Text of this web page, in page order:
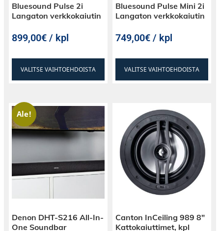
Bluesound Pulse 2i
Langaton verkkokaiutin
899,00€ / kpl
VALITSE VAIHTOEHDOISTA
Bluesound Pulse Mini 2i
Langaton verkkokaiutin
749,00€ / kpl
VALITSE VAIHTOEHDOISTA
Ale!
Denon DHT-S216 All-In-
One Soundbar
Canton InCeiling 989 8″
Kattokaiuttimet, kpl